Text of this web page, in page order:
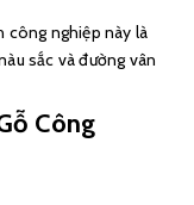
công nghiệp này là
sắc và đường vân
Công